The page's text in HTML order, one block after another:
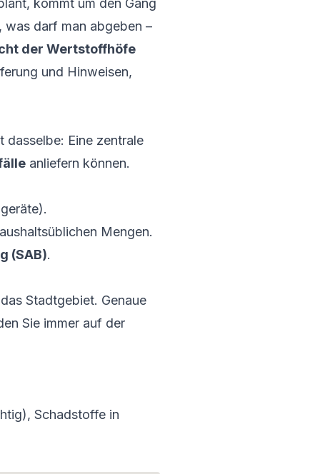
kommt um den Gang
darf man abgeben –
der Wertstoffhöfe
und Hinweisen,
Eine zentrale
anliefern können.
Mengen.
(SAB).
Stadtgebiet. Genaue
Sie immer auf der
Schadstoffe in